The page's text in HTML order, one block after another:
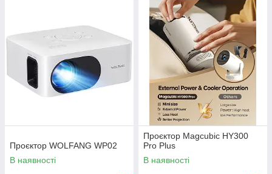
Проєктор WOLFANG WP02
В наявності
Проєктор Magcubic HY300
Pro Plus
В наявності